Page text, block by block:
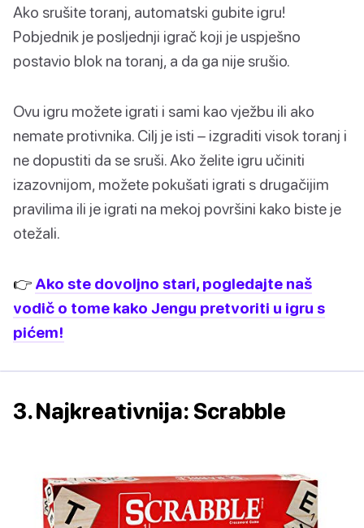
Ako srušite toranj, automatski gubite igru!
Pobjednik je posljednji igrač koji je uspješno
postavio blok na toranj, a da ga nije srušio.
Ovu igru možete igrati i sami kao vježbu ili ako
nemate protivnika. Cilj je isti – izgraditi visok toranj i
ne dopustiti da se sruši. Ako želite igru učiniti
izazovnijom, možete pokušati igrati s drugačijim
pravilima ili je igrati na mekoj površini kako biste je
otežali.
👉 Ako ste dovoljno stari, pogledajte naš
vodič o tome kako Jengu pretvoriti u igru s
pićem!
3. Najkreativnija: Scrabble